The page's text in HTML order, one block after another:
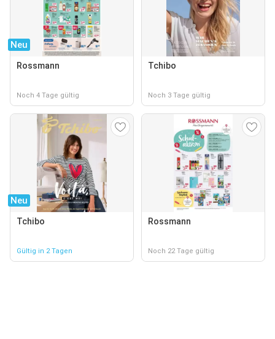
Neu
Rossmann
Noch 4 Tage gültig
Tchibo
Noch 3 Tage gültig
Neu
Tchibo
Gültig in 2 Tagen
Rossmann
Noch 22 Tage gültig